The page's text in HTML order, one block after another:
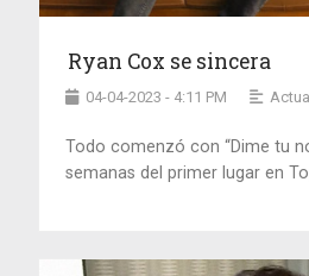
Ryan Cox se sincera
04-04-2023 - 4:11 PM
Todo comenzó con “Dime tu
semanas del primer lugar en